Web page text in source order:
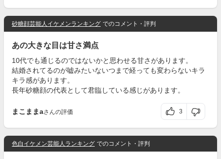
砂糖顔芸能人イケメンランキング でのコメント・評判
あの大きな目は甘さ満点
10代でも通じるのではないかと思わせる甘さがあります。
結婚されてるのが嘘みたいないつまで経っても変わらないキラ
キラ感があります。
長年砂糖顔の代表として君臨している感じがあります。
まこままaさんの評価 3
色白イケメン芸能人ランキング でのコメント・評判